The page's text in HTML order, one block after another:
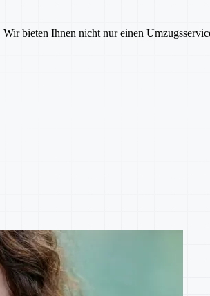
bieten Ihnen nicht nur einen